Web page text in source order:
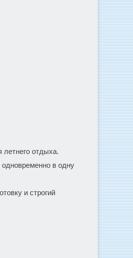
летнего отдыха.
в одну
и строгий